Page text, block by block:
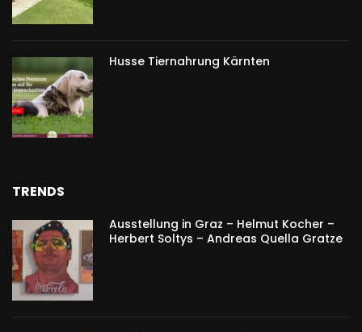
Husse Tiernahrung Kärnten
TRENDS
Ausstellung in Graz – Helmut Kocher –
Herbert Soltys – Andreas Quella Gratze